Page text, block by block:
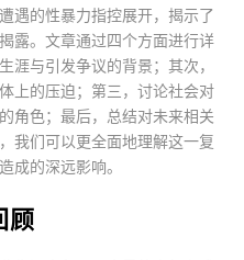
遇的性暴力指控展开，揭示了
露。文章通过四个方面进行详
涯与引发争议的背景；其次，
上的压迫；第三，讨论社会对
角色；最后，总结对未来相关
我们可以更全面地理解这一复
成的深远影响。
顾